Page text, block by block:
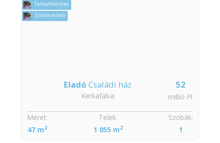
Tehermentes
Zöldövezeti
52
millió Ft
Eladó Családi ház
Kerkafalva
Szobák:
1
Méret:
47 m2
Telek:
1 055 m2